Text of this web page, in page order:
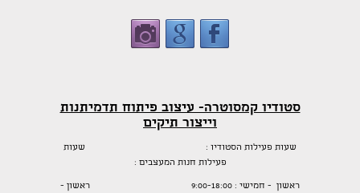
סטודיו קמסוטרה- עיצוב פיתוח תדמיתנות
וייצור תיקים
שעות פעילות הסטודיו : שעות
פעילות חנות המעצבים :
ראשון - חמישי : 9:00-18:00 ראשון -